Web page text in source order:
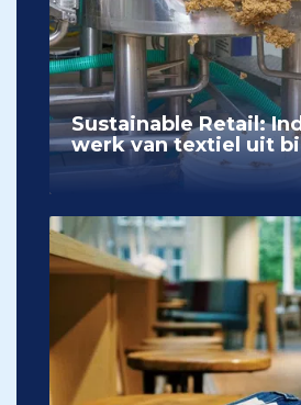
Sustainable Retail:
werk van textiel uit